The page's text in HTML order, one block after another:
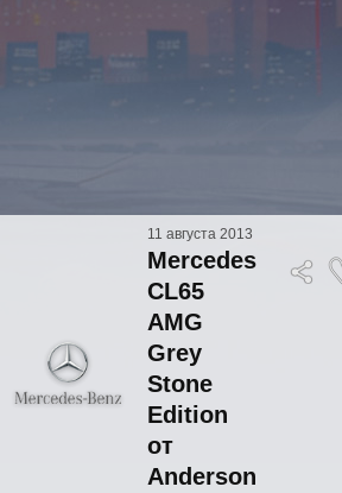
11 августа 2013
Mercedes
CL65
AMG
Grey
Stone
Edition
от
Anderson